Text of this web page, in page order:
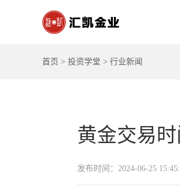
首页 > 投资学堂 > 行业新闻
黄金交易
发布时间：2024-06-25